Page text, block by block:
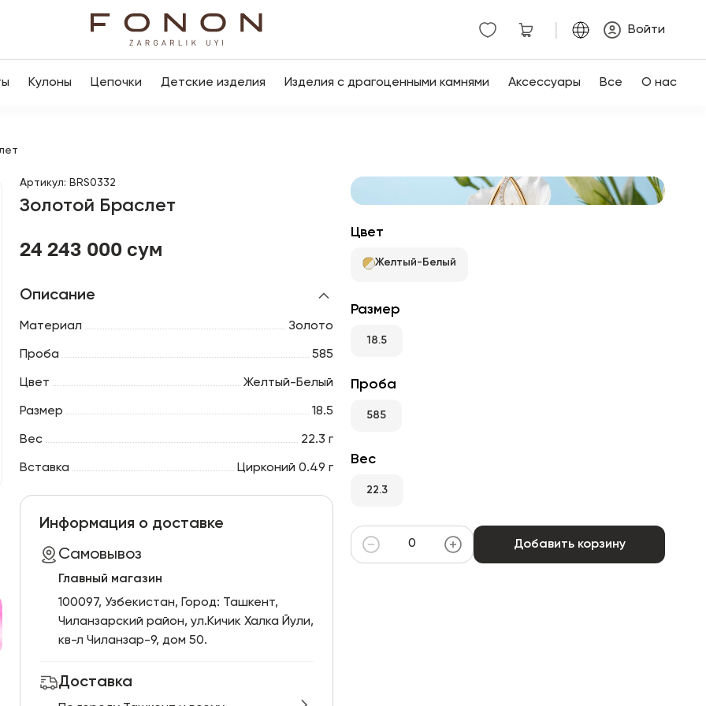
Войти
Кулоны Цепочки Детские изделия Изделия с драгоценными камнями Аксессуары Все О нас
Артикул: BRS0332
Золотой Браслет
24 243 000 сум
Описание
Материал Золото
Проба 585
Цвет Желтый-Белый
Размер 18.5
Вес 22.3 г
Вставка Цирконий 0.49 г
Информация о доставке
Самовывоз
Главный магазин
100097, Узбекистан, Город: Ташкент,
Чиланзарский pайон, ул.Кичик Халка Йули,
кв-л Чиланзар-9, дом 50.
Доставка
Цвет
Желтый-Белый
Размер
18.5
Проба
585
Вес
22.3
Добавить корзину